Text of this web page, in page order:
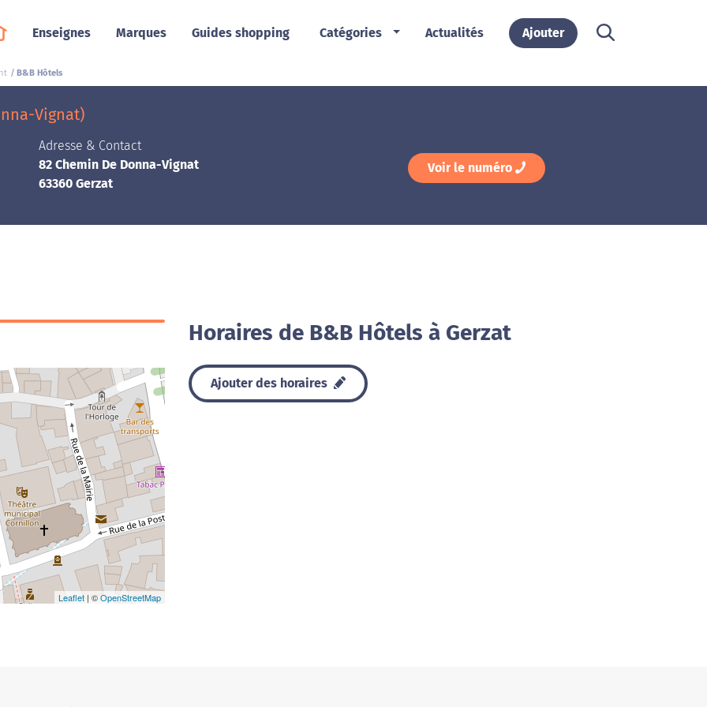
Enseignes Marques Guides shopping Catégories Actualités Ajouter
B&B Hôtels
Vignat)
Adresse & Contact
82 Chemin De Donna-Vignat
63360 Gerzat
Voir le numéro
Leaflet | ©OpenStreetMap
Horaires de B&B Hôtels à Gerzat
Ajouter des horaires